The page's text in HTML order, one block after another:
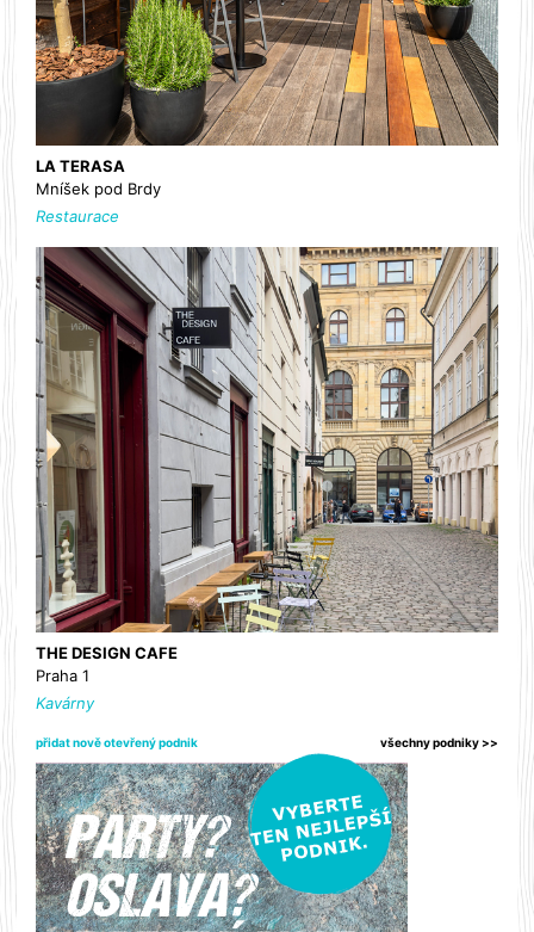
LA TERASA
Mníšek pod Brdy
Restaurace
THE DESIGN CAFE
Praha 1
Kavárny
přidat nově otevřený podnik všechny podniky >>